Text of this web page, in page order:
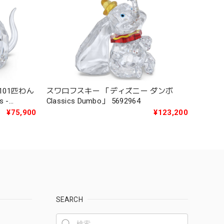
匹わん
-
¥75,900
スワロフスキー 「ディズニー ダンボ
Classics Dumbo」 5692964
¥123,200
SEARCH